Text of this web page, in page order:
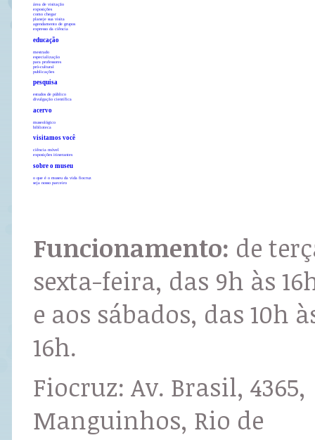
área de visitação
exposições
como chegar
planeje sua visita
agendamento de grupos
expresso da ciência
educação
mestrado
especialização
para professores
pró-cultural
publicações
pesquisa
estudos de público
divulgação científica
acervo
museológico
biblioteca
visitamos você
ciência móvel
exposições itinerantes
sobre o museu
o que é o museu da vida fiocruz
seja nosso parceiro
Funcionamento: de
sexta-feira, das 9h às
e aos sábados, das 10h
16h.
Fiocruz: Av. Brasil, 4365,
Manguinhos, Rio de